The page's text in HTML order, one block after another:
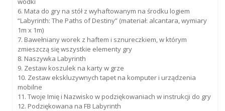
6. Mata do gry na stół z wyhaftowanym na środku logiem
“Labyrinth: The Paths of Destiny” (materiał: alcantara, wymiary
1m x 1m)
7. Bawełniany worek z haftem i sznureczkiem, w którym
zmieszczą się wszystkie elementy gry
8. Naszywka Labyrinth
9. Zestaw koszulek na karty w grze
10. Zestaw ekskluzywnych tapet na komputer i urządzenia
mobilne
11. Twoje Imię i Nazwisko w podziękowaniach w instrukcji do gry
12. Podziękowana na FB Labyrinth